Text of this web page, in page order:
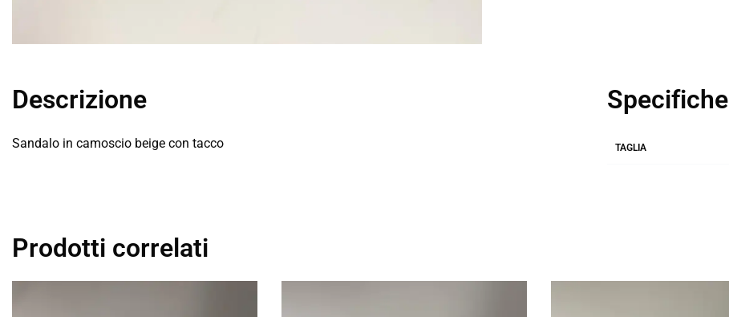
Descrizione
Sandalo in camoscio beige con tacco
Specifiche
TAGLIA
Prodotti correlati